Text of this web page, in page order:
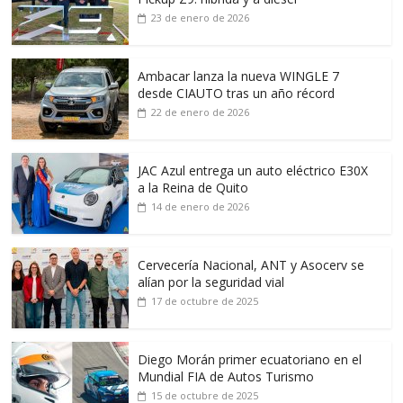
23 de enero de 2026
Ambacar lanza la nueva WINGLE 7
desde CIAUTO tras un año récord
22 de enero de 2026
JAC Azul entrega un auto eléctrico E30X
a la Reina de Quito
14 de enero de 2026
Cervecería Nacional, ANT y Asocerv se
alían por la seguridad vial
17 de octubre de 2025
Diego Morán primer ecuatoriano en el
Mundial FIA de Autos Turismo
15 de octubre de 2025